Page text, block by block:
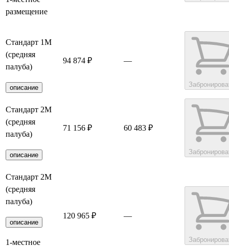
размещение
Стандарт 1M
(средняя
палуба)
описание
94 874 ₽ —
Стандарт 2M
(средняя
палуба)
описание
71 156 ₽ 60 483 ₽
Стандарт 2M
(средняя
палуба)
описание
1-местное
120 965 ₽ —